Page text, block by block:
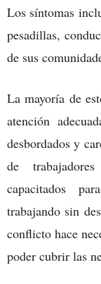
Los síntomas
pesadillas,
de sus
La mayoría de
atención
desbordados y
de
capacitados
trabajando sin
conflicto hace
poder cubrir las